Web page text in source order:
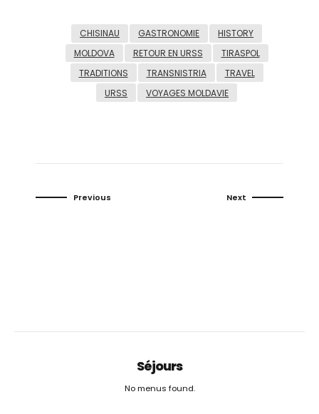
CHISINAU GASTRONOMIE
HISTORY
MOLDOVA
RETOUR EN URSS
TIRASPOL
TRADITIONS
TRANSNISTRIA
TRAVEL
URSS
VOYAGES MOLDAVIE
Previous Next
Séjours
No menus found.